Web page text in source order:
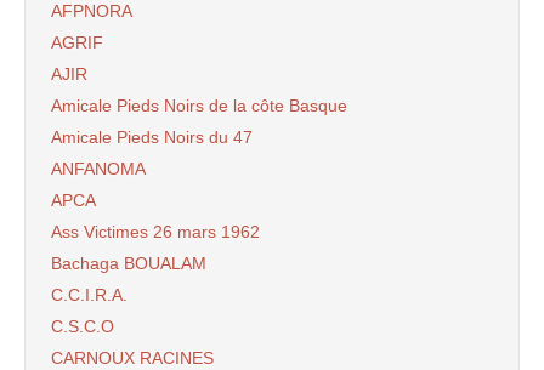
AFPNORA
AGRIF
AJIR
Amicale Pieds Noirs de la côte Basque
Amicale Pieds Noirs du 47
ANFANOMA
APCA
Ass Victimes 26 mars 1962
Bachaga BOUALAM
C.C.I.R.A.
C.S.C.O
CARNOUX RACINES